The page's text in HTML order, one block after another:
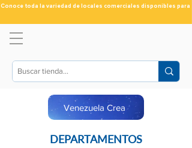
Conoce toda la variedad de locales comerciales disponibles para ti
Venezuela Crea
DEPARTAMENTOS